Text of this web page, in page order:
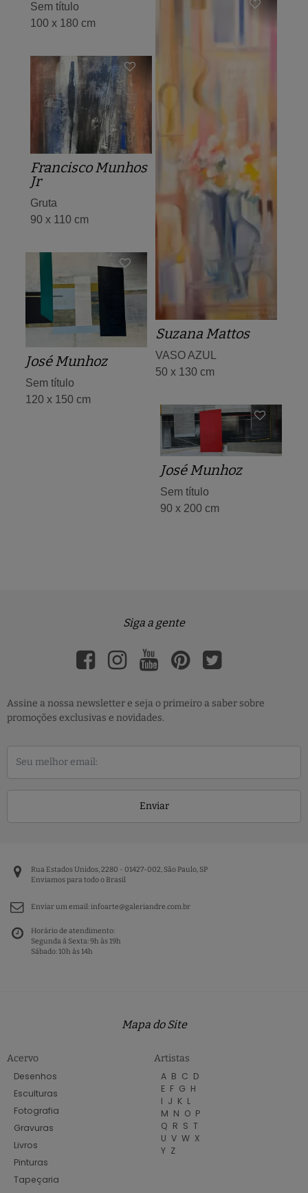
Sem título
100 x 180 cm
Suzana Mattos
VASO AZUL
50 x 130 cm
Francisco Munhos
Jr
Gruta
90 x 110 cm
José Munhoz
Sem título
120 x 150 cm
José Munhoz
Sem título
90 x 200 cm
Siga a gente
Assine a nossa newsletter e seja o primeiro a saber sobre
promoções exclusivas e novidades.
Enviar
Rua Estados Unidos, 2280 - 01427-002, São Paulo, SP
Enviamos para todo o Brasil
Enviar um email:infoarte@galeriandre.com.br
Horário de atendimento:
Segunda à Sexta: 9h às 19h
Sábado: 10h às 14h
Mapa do Site
Acervo
Desenhos
Esculturas
Fotografia
Gravuras
Livros
Pinturas
Tapeçaria
Artistas
A B C D
E F G H
I J K L
M N O P
Q R S T
U V W X
Y Z